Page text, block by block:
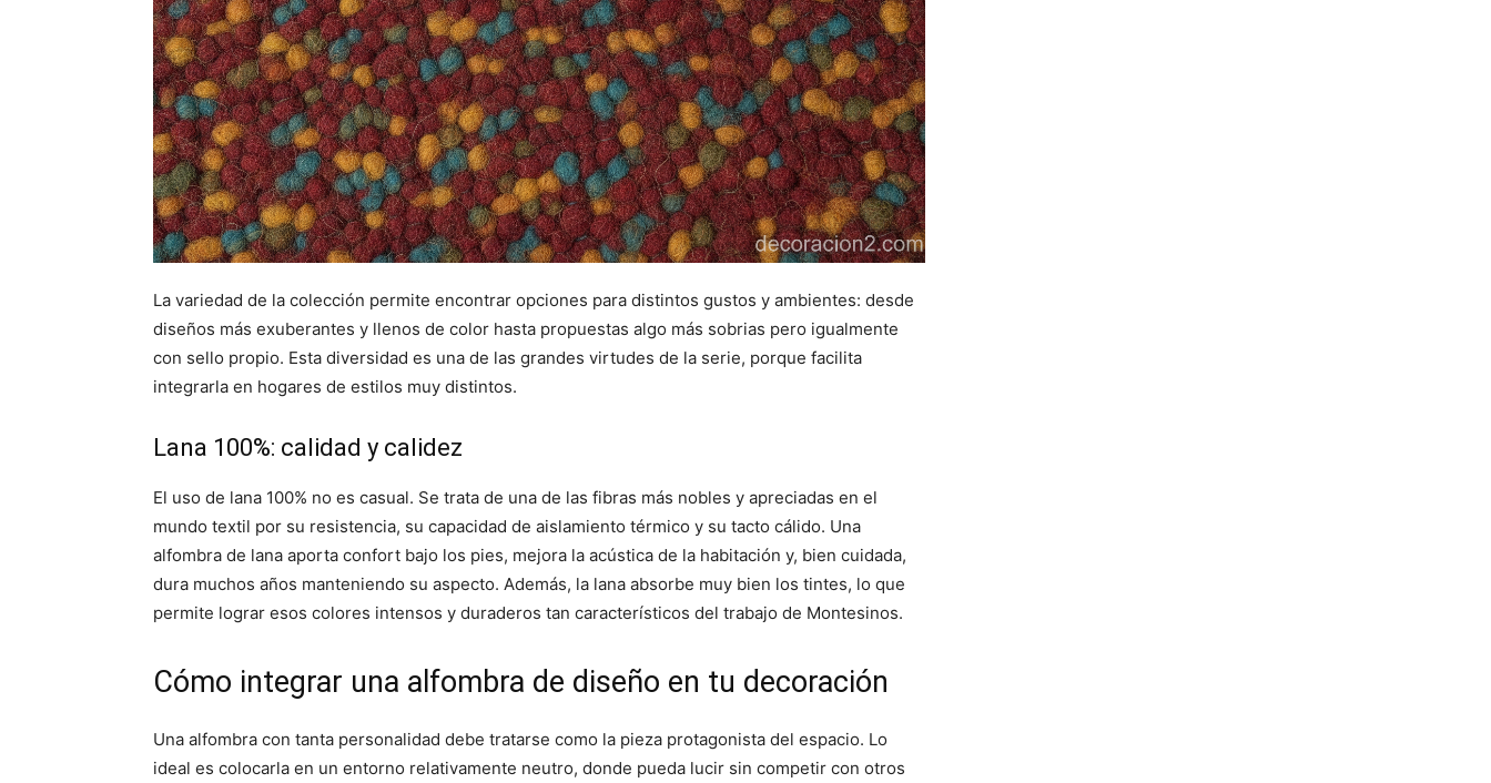
La variedad de la colección permite encontrar opciones para distintos gustos y ambientes: desde
diseños más exuberantes y llenos de color hasta propuestas algo más sobrias pero igualmente
con sello propio. Esta diversidad es una de las grandes virtudes de la serie, porque facilita
integrarla en hogares de estilos muy distintos.
Lana 100%: calidad y calidez
El uso de lana 100% no es casual. Se trata de una de las fibras más nobles y apreciadas en el
mundo textil por su resistencia, su capacidad de aislamiento térmico y su tacto cálido. Una
alfombra de lana aporta confort bajo los pies, mejora la acústica de la habitación y, bien cuidada,
dura muchos años manteniendo su aspecto. Además, la lana absorbe muy bien los tintes, lo que
permite lograr esos colores intensos y duraderos tan característicos del trabajo de Montesinos.
Cómo integrar una alfombra de diseño en tu decoración
Una alfombra con tanta personalidad debe tratarse como la pieza protagonista del espacio. Lo
ideal es colocarla en un entorno relativamente neutro, donde pueda lucir sin competir con otros